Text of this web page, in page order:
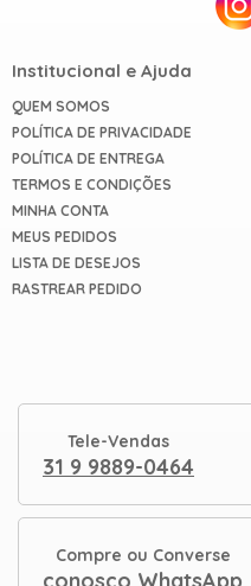
Institucional e Ajuda
QUEM SOMOS
POLÍTICA DE PRIVACIDADE
POLÍTICA DE ENTREGA
TERMOS E CONDIÇÕES
MINHA CONTA
MEUS PEDIDOS
LISTA DE DESEJOS
RASTREAR PEDIDO
Tele-Vendas
31 9 9889-0464
Compre ou Converse